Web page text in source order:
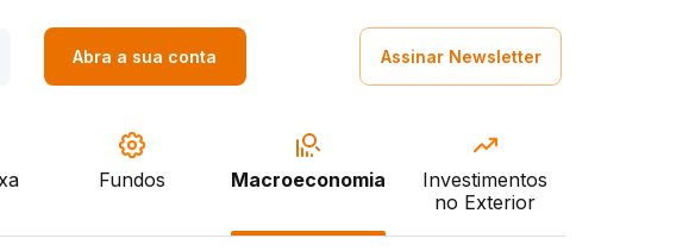
Abra a sua conta Assinar Newsletter
Fundos Macroeconomia
Investimentos
no Exterior